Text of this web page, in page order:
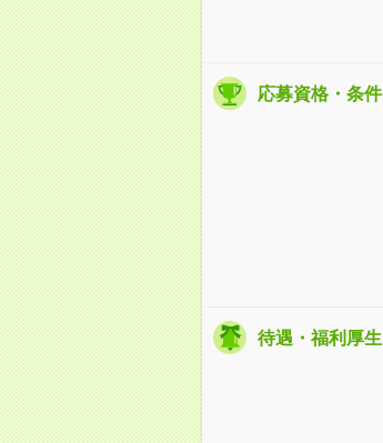
応募資格・条件
待遇・福利厚生